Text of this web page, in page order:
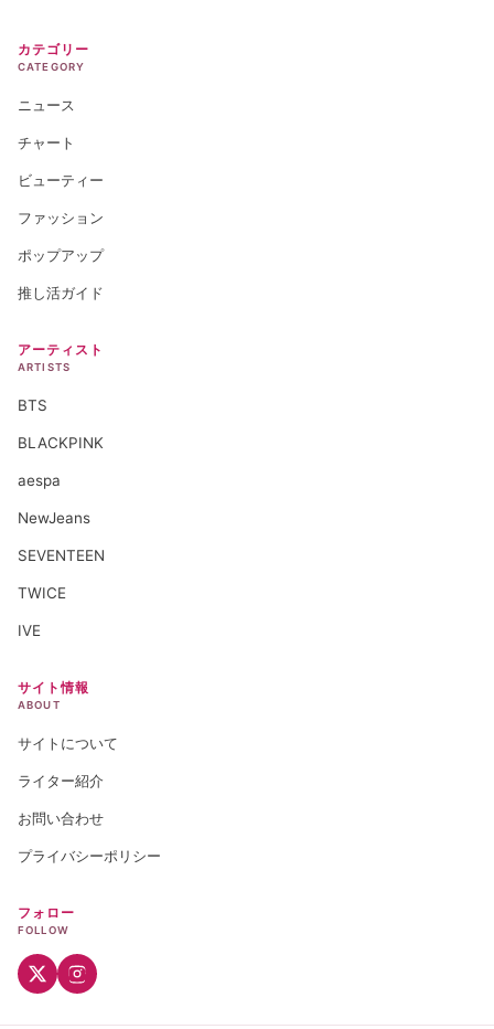
カテゴリー
CATEGORY
ニュース
チャート
ビューティー
ファッション
ポップアップ
推し活ガイド
アーティスト
ARTISTS
BTS
BLACKPINK
aespa
NewJeans
SEVENTEEN
TWICE
IVE
サイト情報
ABOUT
サイトについて
ライター紹介
お問い合わせ
プライバシーポリシー
フォロー
FOLLOW